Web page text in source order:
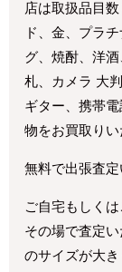
店は取扱品目
ド、金、プラ
グ、焼酎、洋
札、カメラ 大
ギター、携帯
物をお買取りい
無料で出張査定
ご自宅もしく
その場で査定
のサイズが大